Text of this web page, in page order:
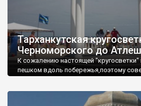
Тарханкутская
Черноморского до
К сожалению настоящей "кругосветки"
пешком вдоль побережья,поэтому